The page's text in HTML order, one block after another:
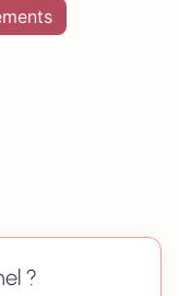
?